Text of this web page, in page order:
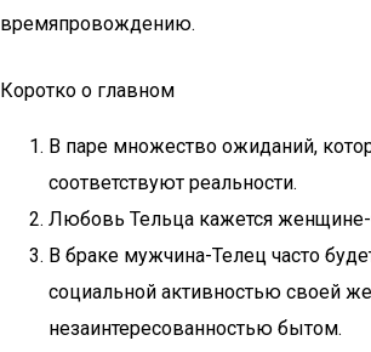
времяпровождению.
Коротко о главном
В паре множество ожиданий,
соответствуют реальности.
Любовь Тельца кажется
В браке мужчина-Телец часто
социальной активностью своей
незаинтересованностью бытом.